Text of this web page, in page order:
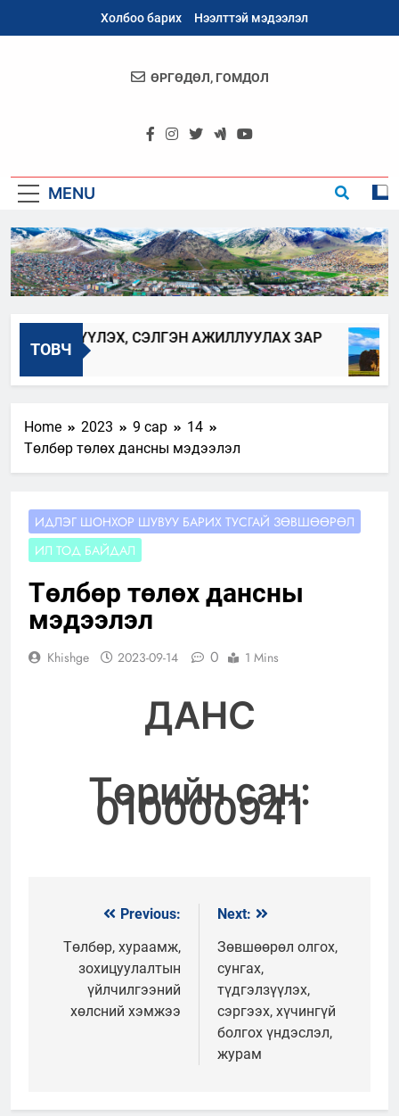
Холбоо барих Нээлттэй мэдээлэл
Архангай
ӨРГӨДӨЛ, ГОМДОЛ
MENU
ТОВЧ
ШИЛЖҮҮЛЭХ, СЭЛГЭН АЖИЛЛУУЛАХ ЗАР
Home 2023 9 сар
14
Төлбөр төлөх дансны мэдээлэл
ИДЛЭГ ШОНХОР ШУВУУ БАРИХ ТУСГАЙ ЗӨВШӨӨРӨЛ
ИЛ ТОД БАЙДАЛ
Төлбөр төлөх дансны
мэдээлэл
Khishge 2023-09-14 0 1 Mins
ДАНС
Төрийн сан:
010000941
Мэдээний
цэс
Previous:
Төлбөр, хураамж,
зохицуулалтын
үйлчилгээний
хөлсний хэмжээ
Next:
Зөвшөөрөл олгох,
сунгах,
түдгэлзүүлэх,
сэргээх, хүчингүй
болгох үндэслэл,
журам